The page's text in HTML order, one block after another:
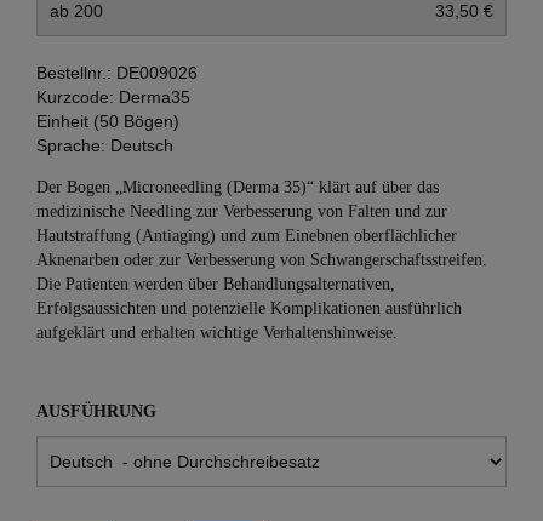
ab 200 33,50 €
Bestellnr.: DE009026
Kurzcode: Derma35
Einheit (50 Bögen)
Sprache: Deutsch
Der Bogen „Microneedling (Derma 35)“ klärt auf über das
medizinische Needling zur Verbesserung von Falten und zur
Hautstraffung (Antiaging) und zum Einebnen oberflächlicher
Aknenarben oder zur Verbesserung von Schwangerschaftsstreifen.
Die Patienten werden über Behandlungsalternativen,
Erfolgsaussichten und potenzielle Komplikationen ausführlich
aufgeklärt und erhalten wichtige Verhaltenshinweise.
AUSFÜHRUNG